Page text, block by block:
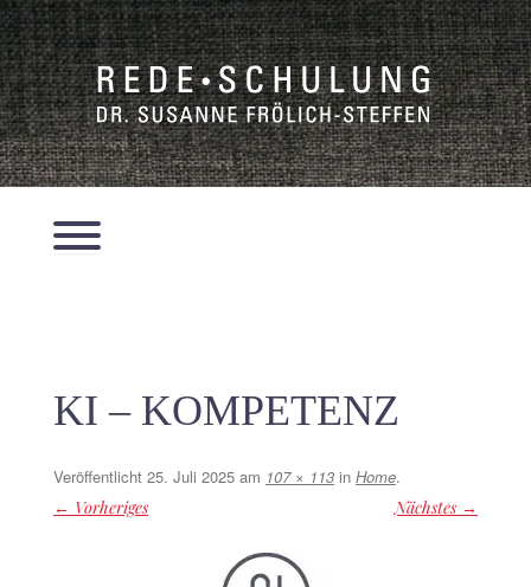
Zum
springen
Menü
KI – KOMPETENZ
Veröffentlicht 25. Juli 2025 am 107 × 113 in Home.
← Vorheriges
Nächstes →